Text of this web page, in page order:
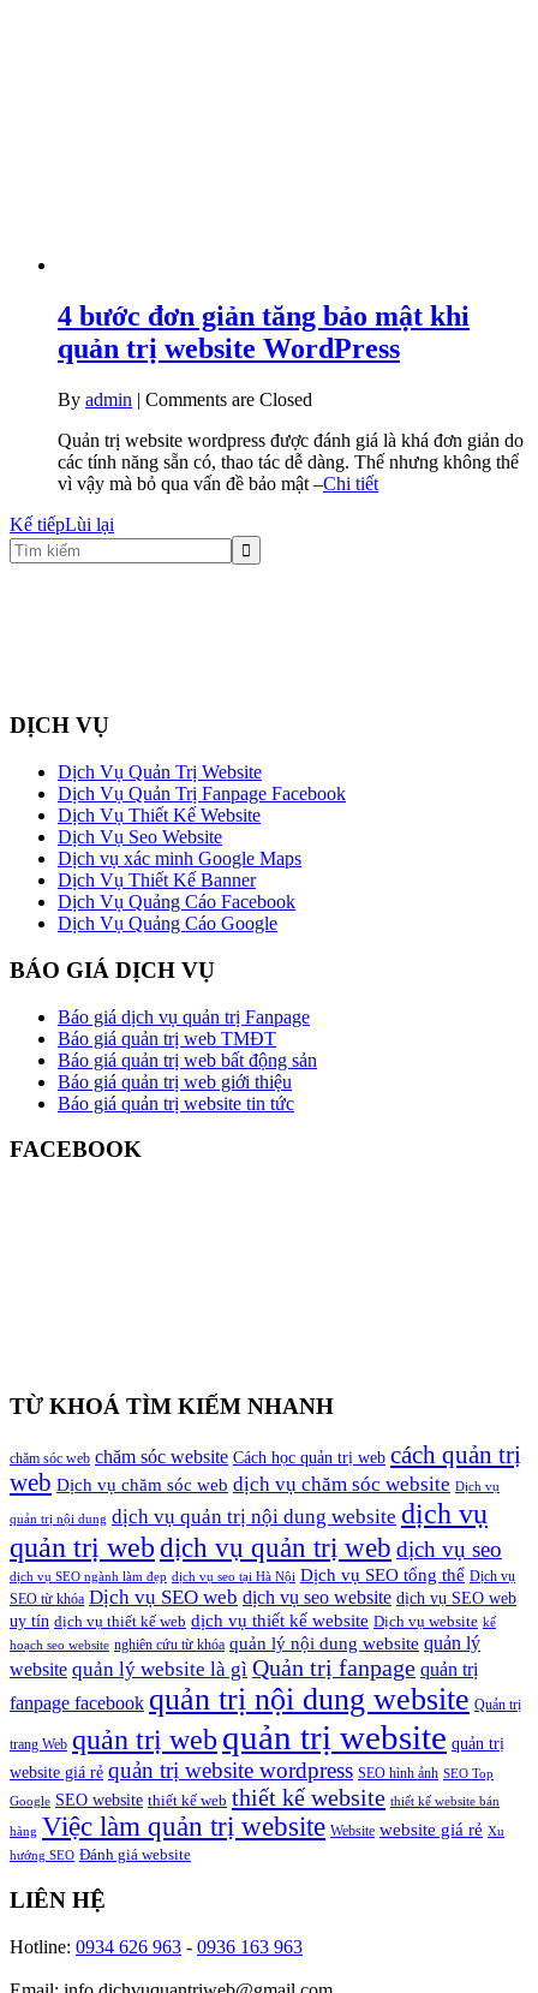
4 bước đơn giản tăng bảo mật khi
quản trị website WordPress
By admin | Comments are Closed
Quản trị website wordpress được đánh giá là khá đơn giản do
các tính năng sẵn có, thao tác dễ dàng. Thế nhưng không thể
vì vậy mà bỏ qua vấn đề bảo mật –Chi tiết
Kế tiếpLùi lại
DỊCH VỤ
Dịch Vụ Quản Trị Website
Dịch Vụ Quản Trị Fanpage Facebook
Dịch Vụ Thiết Kế Website
Dịch Vụ Seo Website
Dịch vụ xác minh Google Maps
Dịch Vụ Thiết Kế Banner
Dịch Vụ Quảng Cáo Facebook
Dịch Vụ Quảng Cáo Google
BÁO GIÁ DỊCH VỤ
Báo giá dịch vụ quản trị Fanpage
Báo giá quản trị web TMĐT
Báo giá quản trị web bất động sản
Báo giá quản trị web giới thiệu
Báo giá quản trị website tin tức
FACEBOOK
TỪ KHOÁ TÌM KIẾM NHANH
chăm sóc web chăm sóc website Cách học quản trị web cách quản trị
web Dịch vụ chăm sóc web dịch vụ chăm sóc website Dịch vụ
quản trị nội dung dịch vụ quản trị nội dung website dịch vụ
quản trị web dịch vụ quản trị web dịch vụ seo
dịch vụ SEO ngành làm đẹp dịch vụ seo tại Hà Nội Dịch vụ SEO tổng thể Dịch vụ
SEO từ khóa Dịch vụ SEO web dịch vụ seo website dịch vụ SEO web
uy tín dịch vụ thiết kế web dịch vụ thiết kế website Dịch vụ website kế
hoạch seo website nghiên cứu từ khóa quản lý nội dung website quản lý
website quản lý website là gì Quản trị fanpage quản trị
fanpage facebook quản trị nội dung website Quản trị
trang Web quản trị web quản trị website quản trị
website giá rẻ quản trị website wordpress SEO hình ảnh SEO Top
Google SEO website thiết kế web thiết kế website thiết kế website bán
hàng Việc làm quản trị website Website website giá rẻ Xu
hướng SEO Đánh giá website
LIÊN HỆ
Hotline: 0934 626 963 - 0936 163 963